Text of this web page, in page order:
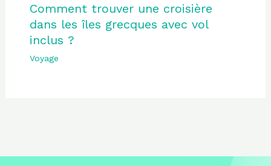
Comment trouver une croisière
dans les îles grecques avec vol
inclus ?
Voyage